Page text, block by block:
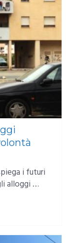
i futuri
alloggi …